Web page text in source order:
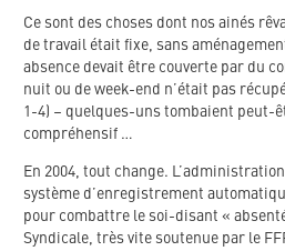
Ce sont des choses dont nos ainés
de travail était fixe, sans
absence devait être couverte par du
nuit ou de week-end n’était pas
1-4) – quelques-uns tombaient peut-
compréhensif …
En 2004, tout change.
système d’enregistrement
pour combattre le soi-disant «
Syndicale, très vite soutenue par le